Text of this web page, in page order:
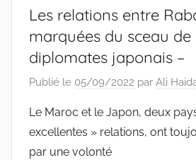
Les relations entre
marquées du sceau de
diplomates japonais –
Publié le 05/09/2022 par Ali
Le Maroc et le Japon, deux
excellentes » relations, ont
par une volonté